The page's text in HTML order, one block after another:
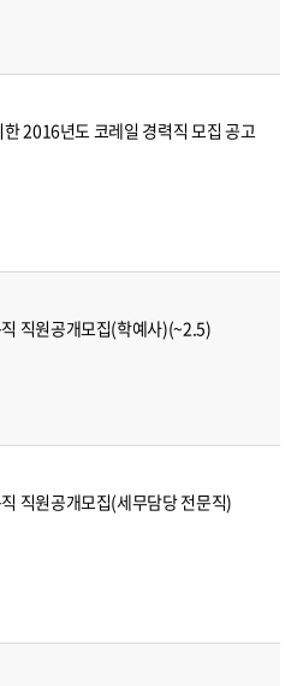
2016년도 코레일 경력직 모집 공고
직원공개모집(학예사)(~2.5)
직원공개모집(세무담당 전문직)